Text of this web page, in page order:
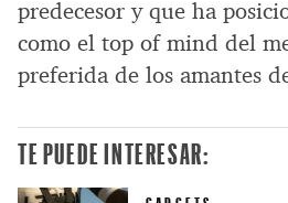
predecesor y que ha
como el top of mind del
preferida de los amantes
TE PUEDE INTERESAR: